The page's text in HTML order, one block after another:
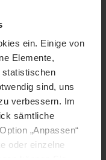
ein. Einige von
Elemente,
statistischen
sind, uns
verbessern. Im
sämtliche
„Anpassen“
oder einzelne